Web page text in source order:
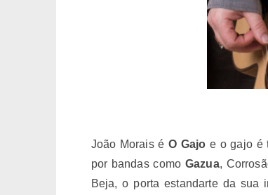
João Morais é O Gajo e o gajo é
por bandas como Gazua,
Beja, o porta estandarte da sua